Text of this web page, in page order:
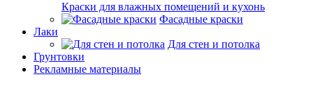
Краски для влажных помещений и кухонь
Фасадные краски
Лаки
Для стен и потолка
Грунтовки
Рекламные материалы